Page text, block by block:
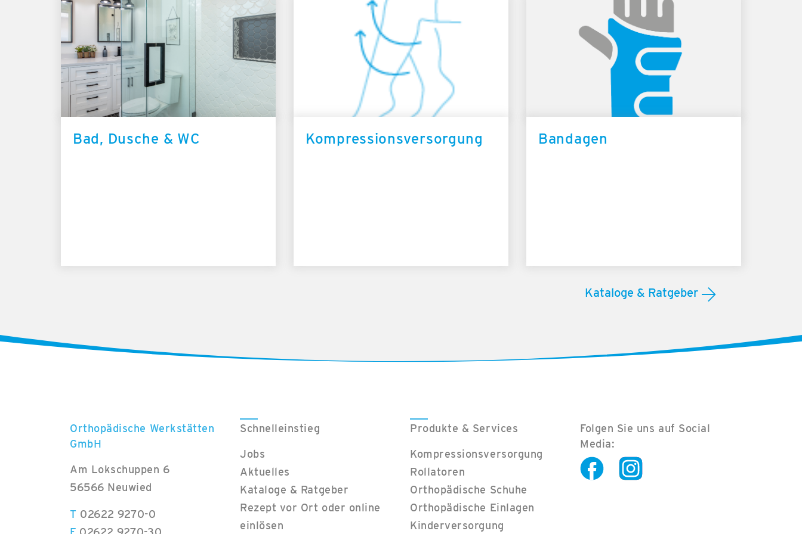
Bad, Dusche & WC Kompressionsversorgung Bandagen
Kataloge & Ratgeber
Orthopädische Werkstätten
GmbH
Am Lokschuppen 6
56566 Neuwied
T 02622 9270-0
Schnelleinstieg
Jobs
Aktuelles
Kataloge & Ratgeber
Rezept vor Ort oder online
einlösen
Produkte & Services
Kompressionsversorgung
Rollatoren
Orthopädische Schuhe
Orthopädische Einlagen
Kinderversorgung
Folgen Sie uns auf Social
Media: